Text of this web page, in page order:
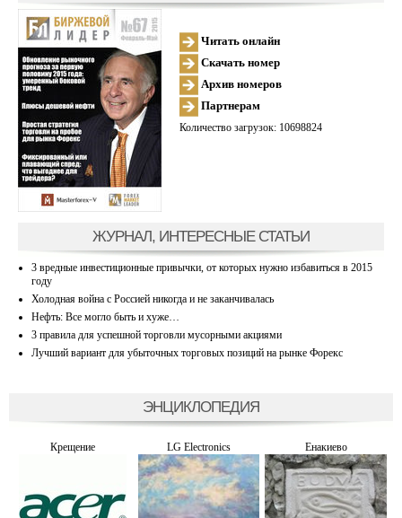
Читать онлайн
Скачать номер
Архив номеров
Партнерам
Количество загрузок: 10698824
ЖУРНАЛ, ИНТЕРЕСНЫЕ СТАТЬИ
3 вредные инвестиционные привычки, от которых нужно избавиться в 2015
году
Холодная война с Россией никогда и не заканчивалась
Нефть: Все могло быть и хуже…
3 правила для успешной торговли мусорными акциями
Лучший вариант для убыточных торговых позиций на рынке Форекс
ЭНЦИКЛОПЕДИЯ
Крещение LG Electronics Енакиево